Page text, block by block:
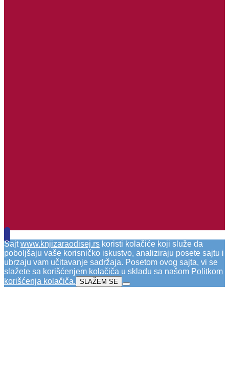
Sajtwww.knjizaraodisej.rs koristi kolačiće koji služe da
poboljšaju vaše korisničko iskustvo, analiziraju posete sajtu i
ubrzaju vam učitavanje sadržaja. Posetom ovog sajta, vi se
slažete sa korišćenjem kolačiča u skladu sa našom Politkom
korišćenja kolačiča. SLAŽEM SE